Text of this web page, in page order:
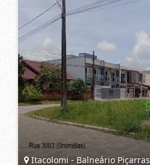
Itacolomi - Balneário Piçarras